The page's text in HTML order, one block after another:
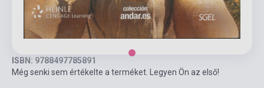
ISBN: 9788497785891
Még senki sem értékelte a terméket. Legyen Ön az első!